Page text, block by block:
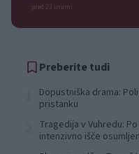
pred 23 urami
Preberite tudi
Dopustniška drama:
pristanku
Tragedija v Vuhredu:
intenzivno išče